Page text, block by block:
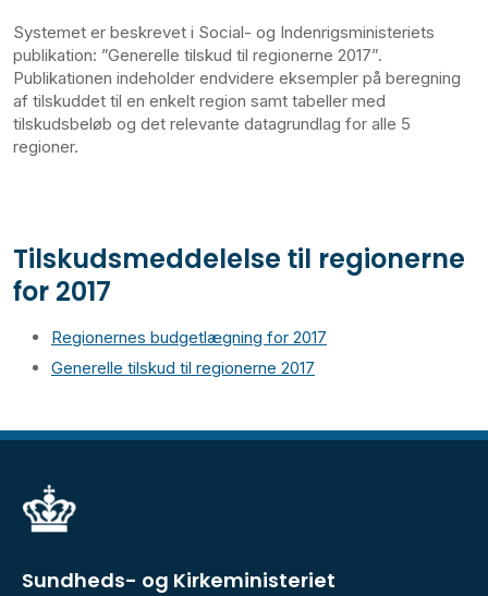
Systemet er beskrevet i Social- og Indenrigsministeriets
publikation: ”Generelle tilskud til regionerne 2017”.
Publikationen indeholder endvidere eksempler på beregning
af tilskuddet til en enkelt region samt tabeller med
tilskudsbeløb og det relevante datagrundlag for alle 5
regioner.
Tilskudsmeddelelse til regionerne
for 2017
Regionernes budgetlægning for 2017
Generelle tilskud til regionerne 2017
Sundheds- og Kirkeministeriet